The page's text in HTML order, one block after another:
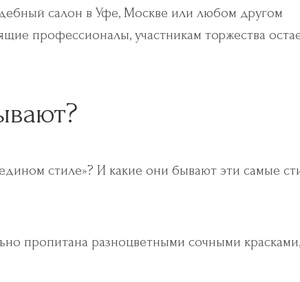
салон в Уфе, Москве или любом другом
профессионалы, участникам торжества
стиле»? И какие они бывают эти самые
пропитана разноцветными сочными красками,